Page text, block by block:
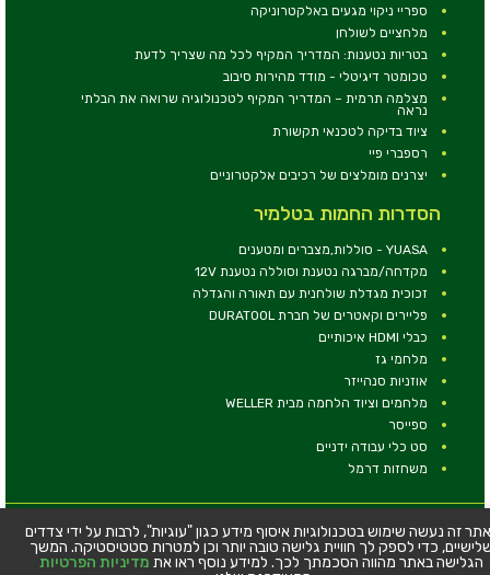
ספריי ניקוי מגעים באלקטרוניקה
מלחציים לשולחן
בטריות נטענות: המדריך המקיף לכל מה שצריך לדעת
טכומטר דיגיטלי - מודד מהירות סיבוב
מצלמה תרמית – המדריך המקיף לטכנולוגיה שרואה את הבלתי
נראה
ציוד בדיקה לטכנאי תקשורת
רספברי פיי
יצרנים מומלצים של רכיבים אלקטרוניים
הסדרות החמות בטלמיר
YUASA - סוללות,מצברים ומטענים
מקדחה/מברגה נטענת וסוללה נטענת 12V
זכוכית מגדלת שולחנית עם תאורה והגדלה
פליירים וקאטרים של חברת DURATOOL
כבלי HDMI איכותיים
מלחמי גז
אוזניות סנהייזר
מלחמים וציוד הלחמה מבית WELLER
ספייסר
סט כלי עבודה ידניים
משחזות דרמל
© כל הזכויות שמורות - טלמיר אלקטרוניקה בע''מ
כתובת: דרך העצמאות 63, חיפה
טלפון:04-8534564
זה נעשה שימוש בטכנולוגיות איסוף מידע כגון "עוגיות", לרבות על ידי צדדים
כדי לספק לך חוויית גלישה טובה יותר וכן למטרות סטטיסטיקה. המשך
הגלישה באתר מהווה הסכמתך לכך. למידע נוסף ראו את מדיניות הפרטיות